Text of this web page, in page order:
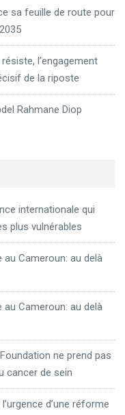
sa feuille de route pour
l’engagement
de la riposte
Rahmane Diop
internationale qui
plus vulnérables
Cameroun: au delà
Cameroun: au delà
ne prend pas
cancer de sein
d’une réforme